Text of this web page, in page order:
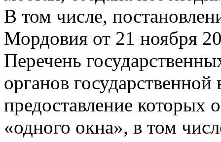
В том числе,
Мордовия от 21 ноября
Перечень
органов
предоставление которых
«одного окна», в том